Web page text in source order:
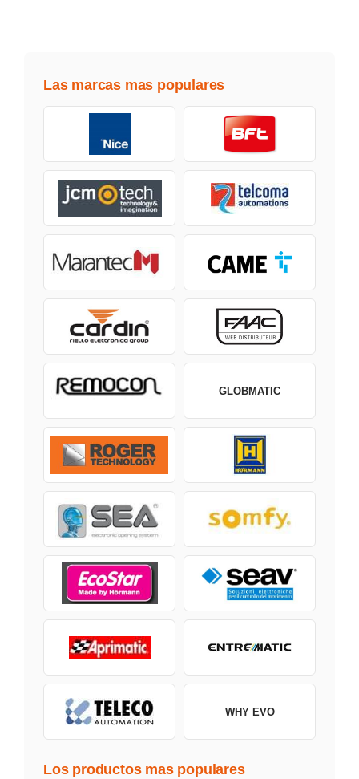
Las marcas mas populares
GLOBMATIC
WHY EVO
Los productos mas populares